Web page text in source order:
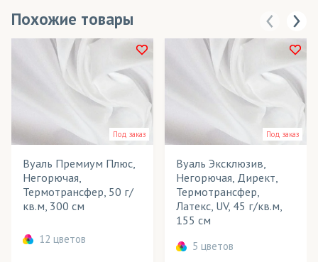
Похожие товары
Под заказ
Вуаль Премиум Плюс,
Негорючая,
Термотрансфер, 50 г/
кв.м, 300 см
12 цветов
Под заказ
Вуаль Эксклюзив,
Негорючая, Директ,
Термотрансфер,
Латекс, UV, 45 г/кв.м,
155 см
5 цветов